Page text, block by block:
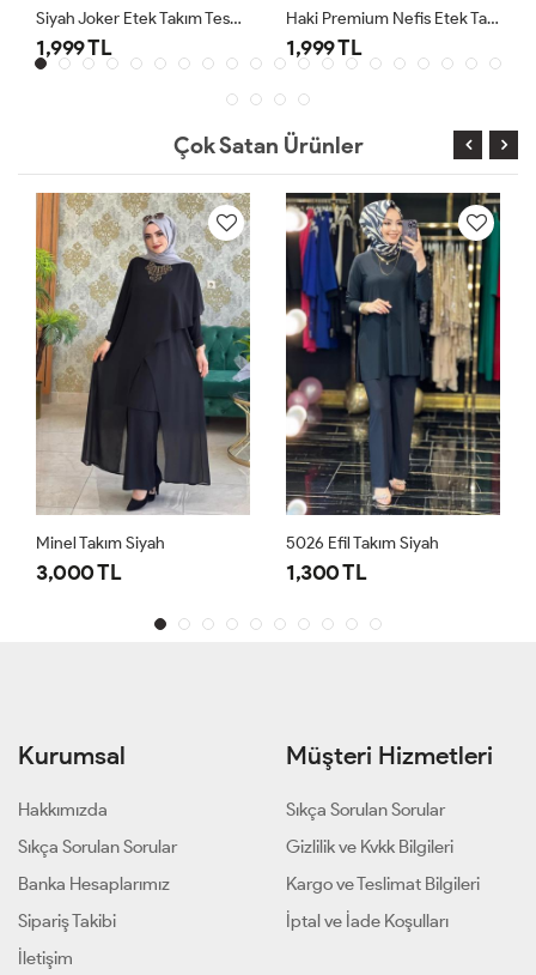
Siyah Joker Etek Takım Tesettür Giyim
1,999 TL
Haki Premium Nefis Etek Takım
1,999 TL
Çok Satan Ürünler
Minel Takım Siyah
3,000 TL
5026 Efil Takım Siyah
1,300 TL
Kurumsal
Hakkımızda
Sıkça Sorulan Sorular
Banka Hesaplarımız
Sipariş Takibi
İletişim
Müşteri Hizmetleri
Sıkça Sorulan Sorular
Gizlilik ve Kvkk Bilgileri
Kargo ve Teslimat Bilgileri
İptal ve İade Koşulları